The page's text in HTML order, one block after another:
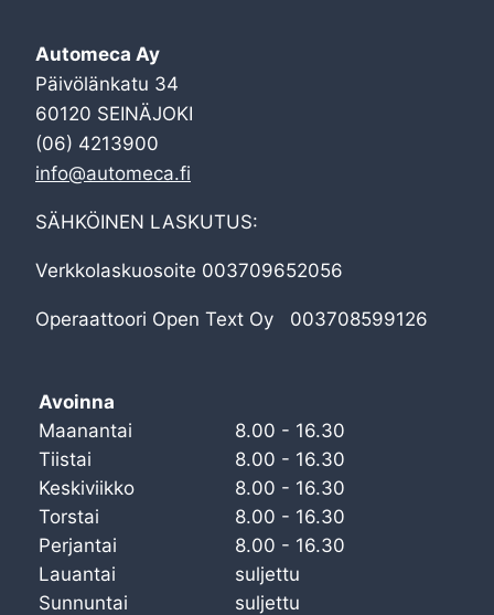
Automeca Ay
Päivölänkatu 34
60120 SEINÄJOKI
(06) 4213900
info@automeca.fi
SÄHKÖINEN LASKUTUS:
Verkkolaskuosoite 003709652056
Operaattoori Open Text Oy 003708599126
Avoinna
Maanantai
8.00 - 16.30
Tiistai
8.00 - 16.30
Keskiviikko
8.00 - 16.30
Torstai
8.00 - 16.30
Perjantai
8.00 - 16.30
Lauantai
suljettu
Sunnuntai
suljettu